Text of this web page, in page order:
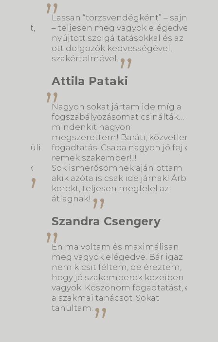
Lassan “törzsvendégként” – sajnos
– teljesen meg vagyok elégedve a
nyújtott szolgáltatásokkal és az
ott dolgozók kedvességével,
szakértelmével.
Attila Pataki
Nagyon sokat jártam ide míg a
fogszabályozásomat csinálták…
mindenkit nagyon
megszerettem! Baráti, közvetlen a
fogadtatás. Csaba nagyon jó fej és
remek szakember!!!
Sok ismerősömnek ajánlottam
akik azóta is csak ide járnak! Árban
korekt, teljesen megfelel az
átlagnak!
Szandra Csengery
Én ma voltam és maximálisan
meg vagyok elégedve. Bár igaz
nem kicsit féltem, de éreztem,
hogy jó szakemberek kezeiben
vagyok. Köszönöm fogadtatást, és
a szakmai tanácsot. Sokat
tanultam.